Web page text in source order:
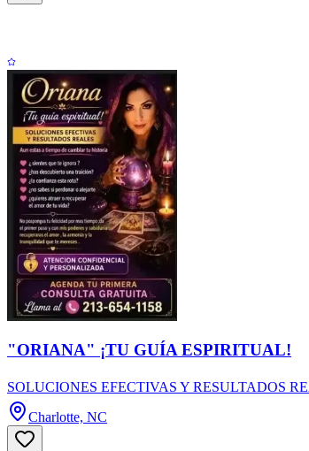
"ORIANA" ¡TU GUÍA ESPIRITUAL!
SOLUCIONES EFECTIVAS Y RESULTADOS
Charlotte, NC